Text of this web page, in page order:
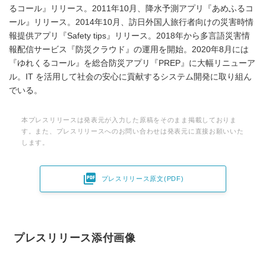
るコール』リリース。2011年10月、降水予測アプリ『あめふるコ
ール』リリース。2014年10月、訪日外国人旅行者向けの災害時情
報提供アプリ『Safety tips』リリース。2018年から多言語災害情
報配信サービス『防災クラウド』の運用を開始。2020年8月には
『ゆれくるコール』を総合防災アプリ『PREP』に大幅リニューア
ル。IT を活用して社会の安心に貢献するシステム開発に取り組ん
でいる。
本プレスリリースは発表元が入力した原稿をそのまま掲載しておりま
す。また、プレスリリースへのお問い合わせは発表元に直接お願いいた
します。
 プレスリリース原文(PDF)
プレスリリース添付画像